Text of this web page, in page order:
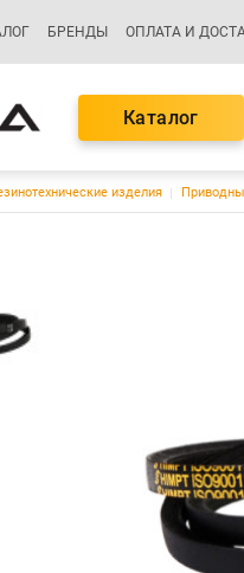
БРЕНДЫ ОПЛАТА И
Каталог
изделия